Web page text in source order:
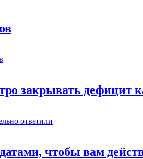
закрывать дефицит
чтобы вам